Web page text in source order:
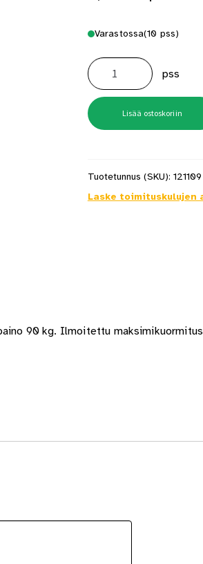
Varastossa(10 pss)
Saparokoukku
120mm
sinkitty
2
kpl/pss
määrä
pss
Lisää ostoskoriin
Tuotetunnus (SKU): 121109
Laske toimituskulujen
90 kg. Ilmoitettu